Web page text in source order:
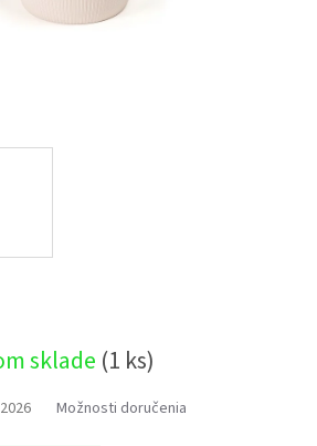
sklade (1 ks)
Možnosti doručenia